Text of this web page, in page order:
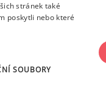
stránek také
poskytli nebo které
SOUBORY